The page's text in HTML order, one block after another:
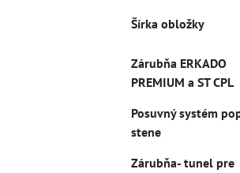
Šírka obložky
Zárubňa ERKADO
PREMIUM a ST CPL
Posuvný systém
stene
Zárubňa- tunel pre